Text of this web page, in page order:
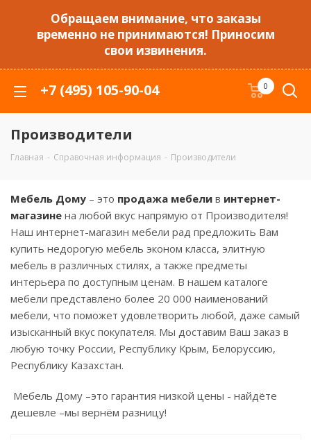
Обращаем внимание, что заказы
временно не принимаются! Приносим
свои извинения.
+7 (495) 105-90-04 0
Производители
Главная - Справочная информация - Производители
Мебель Дому – это продажа мебели в интернет-
магазине на любой вкус напрямую от Производителя!
Наш интернет-магазин мебели рад предложить Вам
купить недорогую мебель эконом класса, элитную
мебель в различных стилях, а также предметы
интерьера по доступным ценам. В нашем каталоге
мебели представлено более 20 000 наименований
мебели, что поможет удовлетворить любой, даже самый
изысканный вкус покупателя. Мы доставим Ваш заказ в
любую точку России, Республику Крым, Белоруссию,
Республику Казахстан.
Мебель Дому –это гарантия низкой цены - найдёте
дешевле –мы вернём разницу!